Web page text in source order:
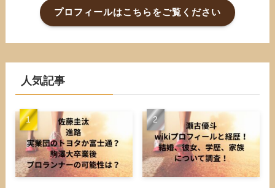
プロフィールはこちらをご覧ください
人気記事